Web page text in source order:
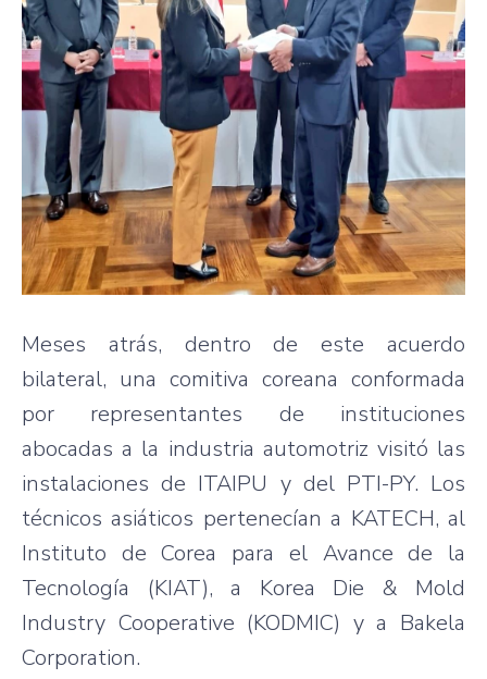
Meses atrás, dentro de este acuerdo
bilateral, una comitiva coreana conformada
por representantes de instituciones
abocadas a la industria automotriz visitó las
instalaciones de ITAIPU y del PTI-PY. Los
técnicos asiáticos pertenecían a KATECH, al
Instituto de Corea para el Avance de la
Tecnología (KIAT), a Korea Die & Mold
Industry Cooperative (KODMIC) y a Bakela
Corporation.